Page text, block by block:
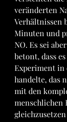
veränderten
Verhältnissen
Minuten und
NO. Es sei
betont, dass
Experiment in
handelte, das
mit den
menschlichen